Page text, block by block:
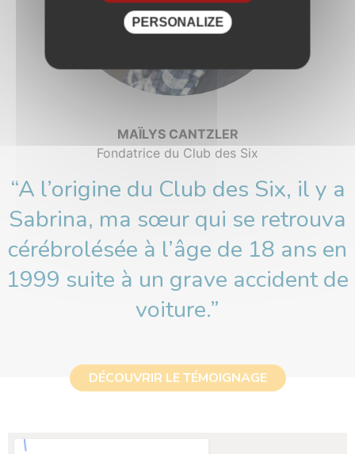
MAÏLYS CANTZLER
Fondatrice du Club des Six
“A l’origine du Club des Six, il y a
Sabrina, ma sœur qui se retrouva
cérébrolésée à l’âge de 18 ans en
1999 suite à un grave accident de
voiture.”
DÉCOUVRIR LE TÉMOIGNAGE
PERSONALIZE